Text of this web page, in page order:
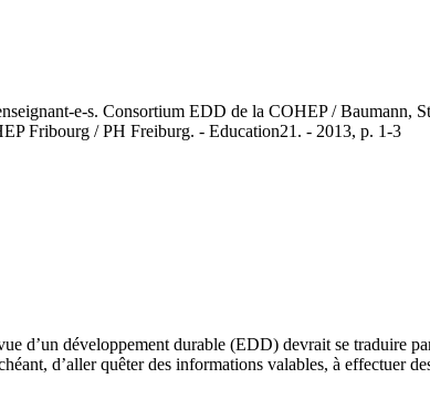
e-s. Consortium EDD de la COHEP / Baumann,
Fribourg / PH Freiburg. - Education21. - 2013, p. 1-3
d’un développement durable (EDD) devrait se traduire
d’aller quêter des informations valables, à effectuer